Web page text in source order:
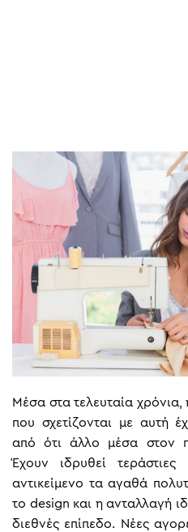
Μέσα στα τελευταία
που σχετίζονται με αυτή
από ότι άλλο μέσα στον
Έχουν ιδρυθεί τεράστιες
αντικείμενο τα αγαθά
το design και η ανταλλαγή
διεθνές επίπεδο. Νέες